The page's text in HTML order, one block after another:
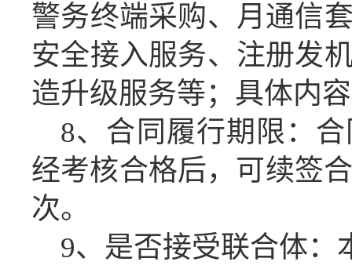
警务终端采购、月通信
安全接入服务、注册发
造升级服务等； 具体内
8、合同履行期限：
经考核合格后，可续签
次。
9、是否接受联合体：